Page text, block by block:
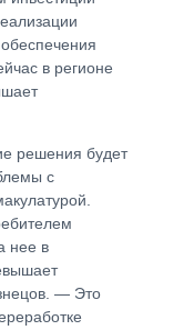
в регионе
решения будет
с
нее в
— Это